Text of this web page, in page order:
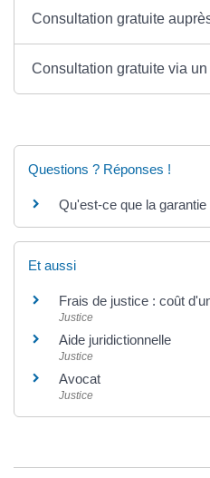
Consultation gratuite
Consultation gratuite via
Questions ? Réponses !
Qu'est-ce que la
Et aussi
Frais de justice : coût
Justice
Aide juridictionnelle
Justice
Avocat
Justice